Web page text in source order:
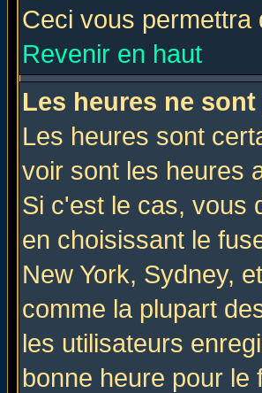
Ceci vous
Revenir en haut
Les heures ne
Les heures sont
voir sont les heures
Si c'est le cas, vous
en choisissant le
New York, Sydney,
comme la plupart
les utilisateurs
bonne heure pour le